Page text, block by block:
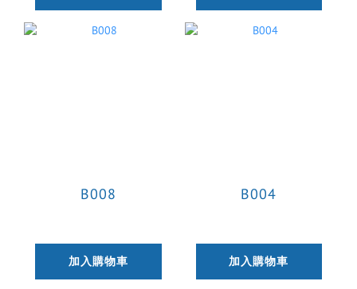
B008
加入購物車
B004
加入購物車